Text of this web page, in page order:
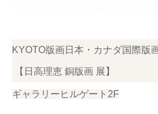
KYOTO版画日本・カナダ国際版
【日高理恵 銅版画 展】
ギャラリーヒルゲート2F